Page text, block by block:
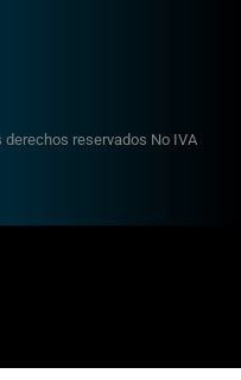
derechos reservados No IVA